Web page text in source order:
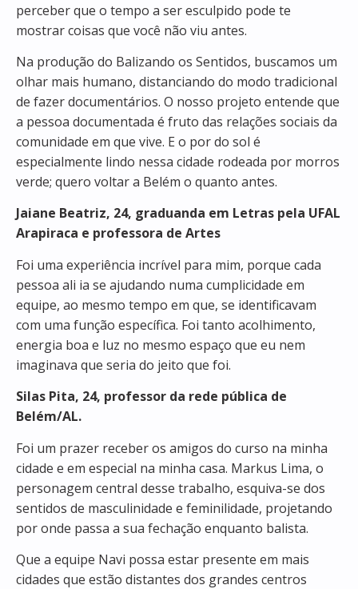
perceber que o tempo a ser esculpido pode te
mostrar coisas que você não viu antes.
Na produção do Balizando os Sentidos, buscamos um
olhar mais humano, distanciando do modo tradicional
de fazer documentários. O nosso projeto entende que
a pessoa documentada é fruto das relações sociais da
comunidade em que vive. E o por do sol é
especialmente lindo nessa cidade rodeada por morros
verde; quero voltar a Belém o quanto antes.
Jaiane Beatriz, 24, graduanda em Letras pela UFAL
Arapiraca e professora de Artes
Foi uma experiência incrível para mim, porque cada
pessoa ali ia se ajudando numa cumplicidade em
equipe, ao mesmo tempo em que, se identificavam
com uma função específica. Foi tanto acolhimento,
energia boa e luz no mesmo espaço que eu nem
imaginava que seria do jeito que foi.
Silas Pita, 24, professor da rede pública de
Belém/AL.
Foi um prazer receber os amigos do curso na minha
cidade e em especial na minha casa. Markus Lima, o
personagem central desse trabalho, esquiva-se dos
sentidos de masculinidade e feminilidade, projetando
por onde passa a sua fechação enquanto balista.
Que a equipe Navi possa estar presente em mais
cidades que estão distantes dos grandes centros